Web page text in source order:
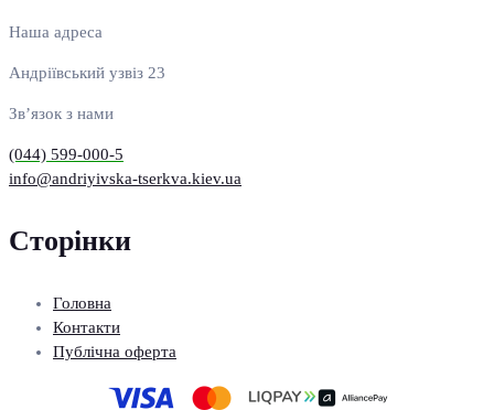
Наша адреса
Андріївський узвіз 23
Зв’язок з нами
(044) 599-000-5
info@andriyivska-tserkva.kiev.ua
Сторінки
Головна
Контакти
Публічна оферта